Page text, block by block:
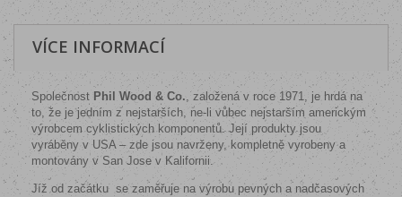
VÍCE INFORMACÍ
Společnost Phil Wood & Co., založená v roce 1971, je hrdá na
to, že je jedním z nejstarších, ne-li vůbec nejstarším americkým
výrobcem cyklistických komponentů. Její produkty jsou
vyráběny v USA – zde jsou navrženy, kompletně vyrobeny a
montovány v San Jose v Kalifornii.
Jíž od začátku se zaměřuje na výrobu pevných a nadčasových